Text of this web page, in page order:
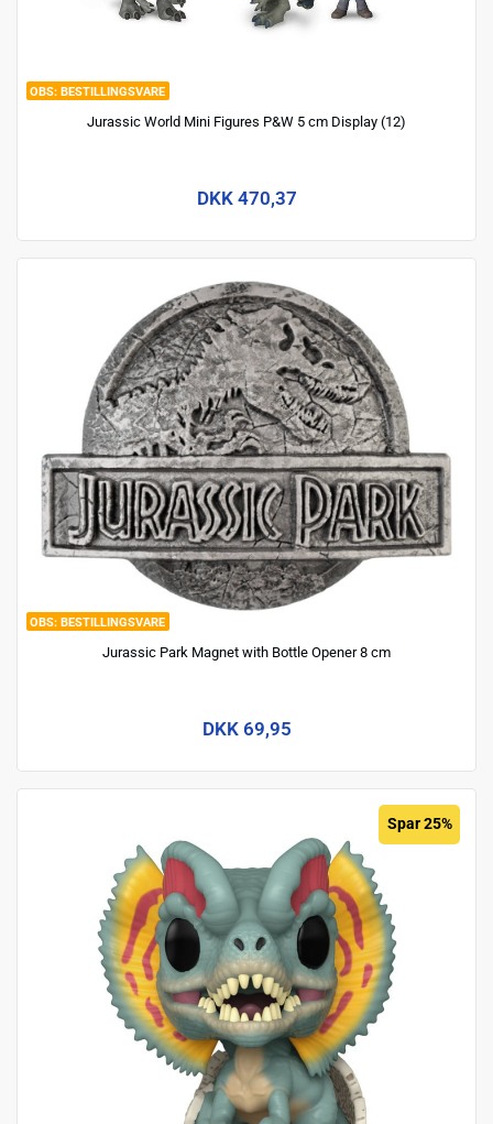
BESTILLINGSVARE
Jurassic World Mini Figures P&W 5 cm Display (12)
DKK 470,37
BESTILLINGSVARE
Jurassic Park Magnet with Bottle Opener 8 cm
DKK 69,95
Spar 25%